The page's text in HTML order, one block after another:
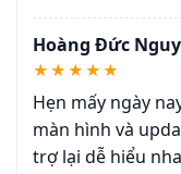
Hoàng Đức
★★★★★
Hẹn mấy ngày
màn hình và
trợ lại dễ hiểu